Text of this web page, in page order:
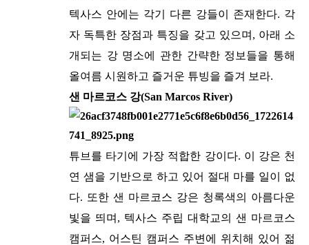
텍사스 안에는 각기 다른 강들이 존재한다. 각
자 독특한 장점과 특징을 갖고 있으며, 아래 소
개되는 강 명소에 관한 간략한 정보들을 통해
올여름 시원하고 즐거운 튜빙을 즐겨 보라.
샌 마르코스 강(San Marcos River)
튜브를 타기에 가장 적합한 강이다. 이 강은 천
연 샘을 기반으로 하고 있어 절대 마를 일이 없
다. 또한 샌 마르코스 강은 청록색의 아름다운
빛을 띄며, 텍사스 주립 대학교의 샌 마르코스
캠퍼스, 어스틴 캠퍼스 주변에 위치해 있어 젊